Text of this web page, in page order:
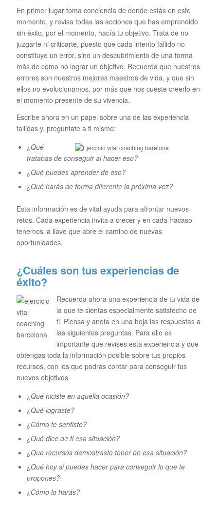
En primer lugar toma conciencia de donde estás en este
momento, y revisa todas las acciones que has emprendido
sin éxito, por el momento, hacía tu objetivo. Trata de no
juzgarte ni criticarte, puesto que cada intento fallido no
constituye un error, sino un descubrimiento de una forma
más de cómo no lograr un objetivo. Recuerda que nuestros
errores son nuestros mejores maestros de vida, y que sin
ellos no evolucionamos, por más que nos cueste creerlo en
el momento presente de su vivencia.
Escribe ahora en un papel sobre una de las experiencia
fallidas y, pregúntate a ti mismo:
¿Qué
tratabas de conseguir al hacer eso?
¿Qué puedes aprender de eso?
¿Qué harás de forma diferente la próxima vez?
Esta información es de vital ayuda para afrontar nuevos
retos. Cada experiencia invita a crecer y en cada fracaso
tenemos la llave que abre el camino de nuevas
oportunidades.
¿Cuáles son tus experiencias de
éxito?
Recuerda ahora una experiencia de tu vida de
la que te sientas especialmente satisfecho de
ti. Piensa y anota en una hoja las respuestas a
las siguientes preguntas. Para ello es
importante que revises esta experiencia y que
obtengas toda la información posible sobre tus propios
recursos, con los que podrás contar para conseguir tus
nuevos objetivos
¿Qué hiciste en aquella ocasión?
¿Qué lograste?
¿Cómo te sentiste?
¿Qué dice de ti esa situación?
¿Que recursos demostraste tener en esa situación?
¿Qué hoy si puedes hacer para conseguir lo que te
propones?
¿Cómo lo harás?